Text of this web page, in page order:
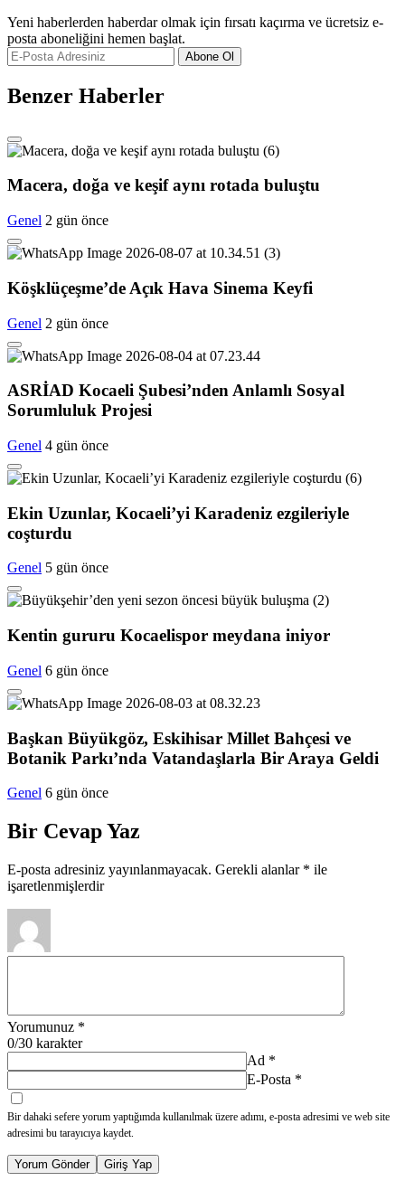
Yeni haberlerden haberdar olmak için fırsatı kaçırma ve ücretsiz e-
posta aboneliğini hemen başlat.
Abone Ol
Benzer Haberler
Macera, doğa ve keşif aynı rotada buluştu
Genel 2 gün önce
Köşklüçeşme’de Açık Hava Sinema Keyfi
Genel 2 gün önce
ASRİAD Kocaeli Şubesi’nden Anlamlı Sosyal
Sorumluluk Projesi
Genel 4 gün önce
Ekin Uzunlar, Kocaeli’yi Karadeniz ezgileriyle
coşturdu
Genel 5 gün önce
Kentin gururu Kocaelispor meydana iniyor
Genel 6 gün önce
Başkan Büyükgöz, Eskihisar Millet Bahçesi ve
Botanik Parkı’nda Vatandaşlarla Bir Araya Geldi
Genel 6 gün önce
Bir Cevap Yaz
E-posta adresiniz yayınlanmayacak. Gerekli alanlar * ile
işaretlenmişlerdir
Yorumunuz *
0/30 karakter
Ad *
E-Posta *
Bir dahaki sefere yorum yaptığımda kullanılmak üzere adımı, e-posta adresimi ve web site
adresimi bu tarayıcıya kaydet.
Yorum Gönder Giriş Yap